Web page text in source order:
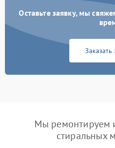
Оставьте заявку, мы
Заказать
Мы ремонтируем
стиральных